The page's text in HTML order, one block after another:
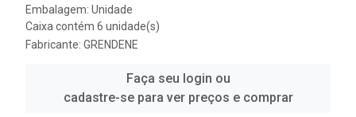
Embalagem: Unidade
Caixa contém 6 unidade(s)
Fabricante: GRENDENE
Faça seu login ou
cadastre-se para ver preços e comprar